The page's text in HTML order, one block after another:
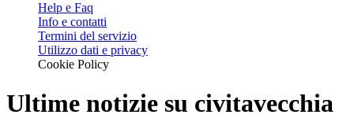
Help e Faq
Info e contatti
Termini del servizio
Utilizzo dati e privacy
Cookie Policy
Ultime notizie su civitavecchia